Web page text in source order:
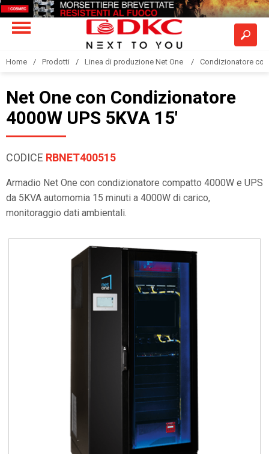
Home Prodotti Linea di produzione Net One Condizionatore
Net One con Condizionatore
4000W UPS 5KVA 15'
CODICE RBNET400515
Armadio Net One con condizionatore compatto 4000W e UPS
da 5KVA automomia 15 minuti a 4000W di carico,
monitoraggio dati ambientali.